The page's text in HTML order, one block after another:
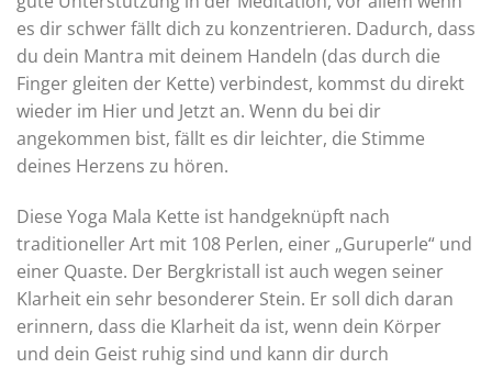
es dir schwer fällt dich zu konzentrieren. Dadurch, dass
du dein Mantra mit deinem Handeln (das durch die
Finger gleiten der Kette) verbindest, kommst du direkt
wieder im Hier und Jetzt an. Wenn du bei dir
angekommen bist, fällt es dir leichter, die Stimme
deines Herzens zu hören.
Diese Yoga Mala Kette ist handgeknüpft nach
traditioneller Art mit 108 Perlen, einer „Guruperle“ und
einer Quaste. Der Bergkristall ist auch wegen seiner
Klarheit ein sehr besonderer Stein. Er soll dich daran
erinnern, dass die Klarheit da ist, wenn dein Körper
und dein Geist ruhig sind und kann dir durch